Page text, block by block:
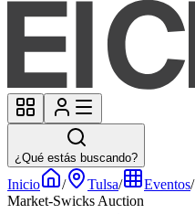
¿Qué estás buscando?
Inicio / Tulsa/ Eventos/
Market-Swicks Auction